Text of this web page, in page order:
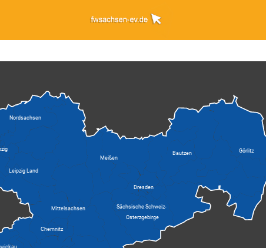
Bautzen Görlitz
Leipzig Land
Meißen
Mittelsachsen
Nordsachsen
Osterzgebirge
Sächsische Schweiz-
Dresden
Chemnitz